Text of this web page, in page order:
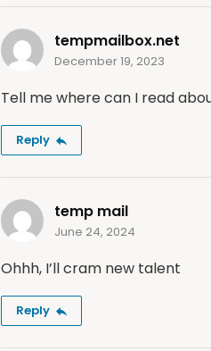
tempmailbox.net
December 19, 2023
Tell me where can I read
Reply
temp mail
June 24, 2024
Ohhh, I’ll cram new talent
Reply